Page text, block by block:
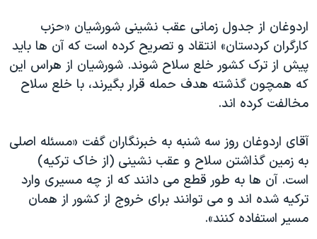
اردوغان از جدول زمانی عقب نشینی شورشیان «حزب
کارگران کردستان» انتقاد و تصریح کرده است که آن ها باید
پیش از ترک کشور خلع سلاح شوند. شورشیان از هراس این
که همچون گذشته هدف حمله قرار بگیرند، با خلع سلاح
مخالفت کرده اند.
آقای اردوغان روز سه شنبه به خبرنگاران گفت «مسئله اصلی
به زمین گذاشتن سلاح و عقب نشینی (از خاک ترکیه)
است. آن ها به طور قطع می دانند که از چه مسیری وارد
ترکیه شده اند و می توانند برای خروج از کشور از همان
مسیر استفاده کنند».